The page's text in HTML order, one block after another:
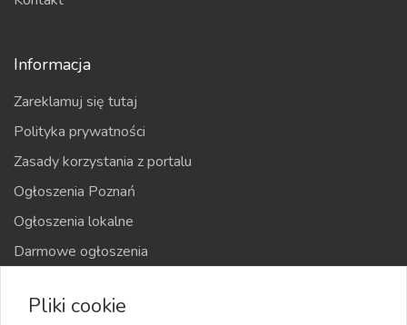
Informacja
Zareklamuj się tutaj
Polityka prywatności
Zasady korzystania z portalu
Ogłoszenia Poznań
Ogłoszenia lokalne
Darmowe ogłoszenia
Mapa strony
Pliki cookie